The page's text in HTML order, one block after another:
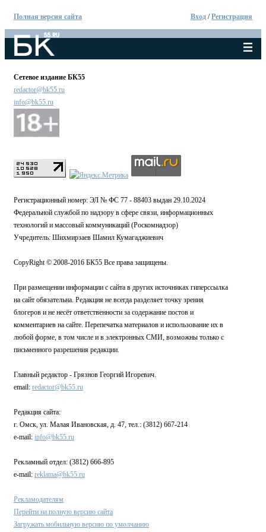
Полная версия сайта Вход /Регистрация
Сетевое издание БК55
redactor@bk55.ru
info@bk55.ru
Регистрационный номер: ЭЛ № ФС 77 - 88403 выдан 29.10.2024
Федеральной службой по надзору в сфере связи, информационных
технологий и массовый коммуникаций (Роскомнадзор)
Учредитель: Шихмирзаев Шамил Кумагаджиевич
CopyRight © 2008-2016 БК55 Все права защищены.
При размещении информации с сайта в других источниках гиперссылка
на сайт обязательна. Редакция не всегда разделяет точку зрения
блогеров и не несёт ответственности за содержание постов и
комментариев на сайте. Перепечатка материалов и использование их в
любой форме, в том числе и в электронных СМИ, возможны только с
письменного разрешения редакции.
Главный редактор - Грязнов Георгий Игоревич.
email: redactor@bk55.ru
Редакция сайта:
г. Омск, ул. Малая Ивановская, д. 47, тел.: (3812) 667-214
e-mail: info@bk55.ru
Рекламный отдел: (3812) 666-895
e-mail: reklama@bk55.ru
Рекламодателям
Перейти на полную версию сайта
Загружать мобильную версию по умолчанию